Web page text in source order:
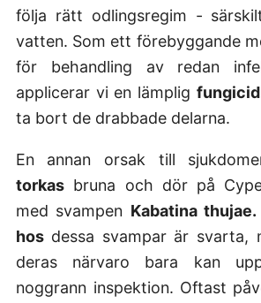
följa rätt odlingsregim -
vatten. Som ett förebyggande
för behandling av redan
applicerar vi en lämplig
ta bort de drabbade delarna.
En annan orsak till
torkasbruna och dör på
med svampen Kabatina
hosdessa svampar är svarta,
deras närvaro bara kan
noggrann inspektion. Oftast